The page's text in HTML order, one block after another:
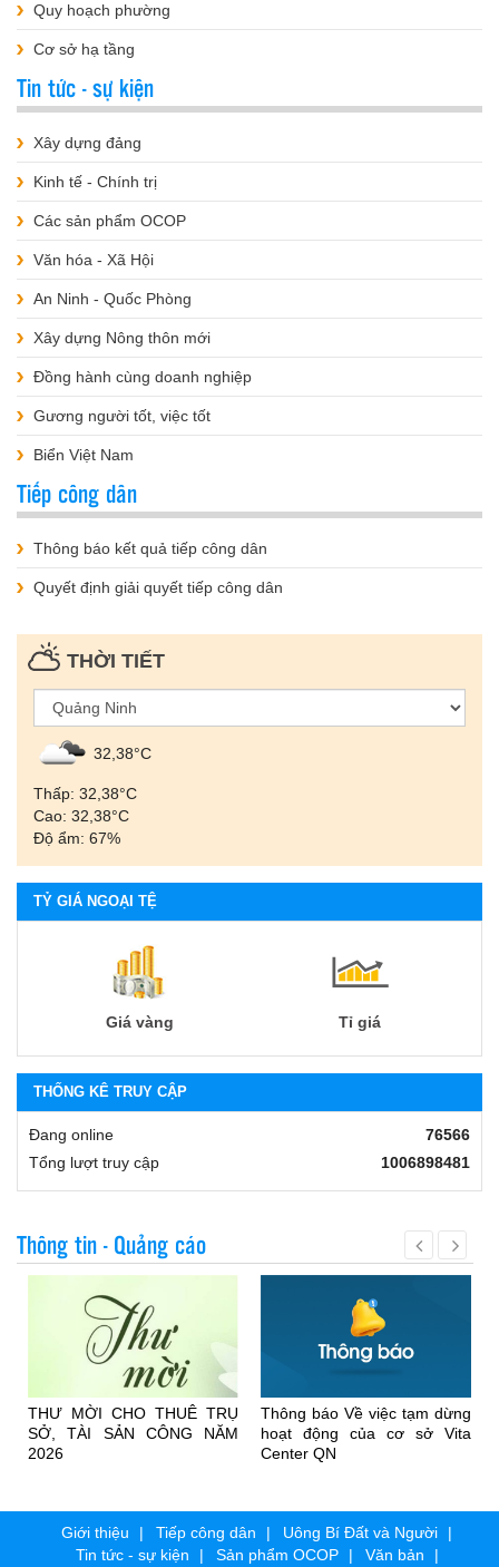
Quy hoạch phường
Cơ sở hạ tầng
Tin tức - sự kiện
Xây dựng đảng
Kinh tế - Chính trị
Các sản phẩm OCOP
Văn hóa - Xã Hội
An Ninh - Quốc Phòng
Xây dựng Nông thôn mới
Đồng hành cùng doanh nghiệp
Gương người tốt, việc tốt
Biển Việt Nam
Tiếp công dân
Thông báo kết quả tiếp công dân
Quyết định giải quyết tiếp công dân
THỜI TIẾT
32,38°С
Thấp: 32,38°С
Cao: 32,38°С
Độ ẩm: 67%
TỶ GIÁ NGOẠI TỆ
Giá vàng Tỉ giá
THỐNG KÊ TRUY CẬP
Đang online
76566
Tổng lượt truy cập
1006898481
Thông tin - Quảng cáo
THƯ MỜI CHO THUÊ TRỤ
SỞ, TÀI SẢN CÔNG NĂM
2026
Thông báo Về việc tạm dừng
hoạt động của cơ sở Vita
Center QN
Giới thiệu Tiếp công dân
Uông Bí Đất và Người
Tin tức - sự kiện
Sản phẩm OCOP Văn bản